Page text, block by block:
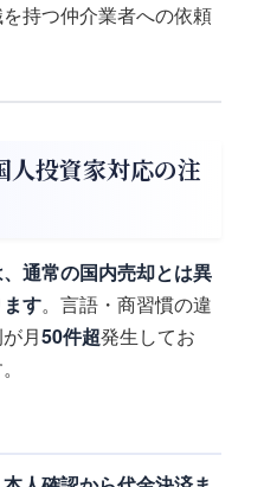
持つ仲介業者への依頼
人投資家対応の注
通常の国内売却とは異
す。言語・商習慣の違
月50件超発生してお